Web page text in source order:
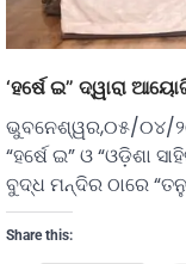
‘ହର୍ଷେ ଇ” ଦ୍ୱାରା
ଭୁବନେଶ୍ୱର,୦୫/୦୪/
“ହର୍ଷେ ଇ” ଓ “ଓଡ଼ିଶା
ବୁଦ୍ଧ ମନ୍ଦିର ଠାରେ
Share this: